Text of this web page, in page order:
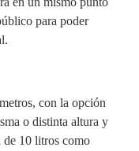
para poder
con la opción
o distinta altura y
de 10 litros como